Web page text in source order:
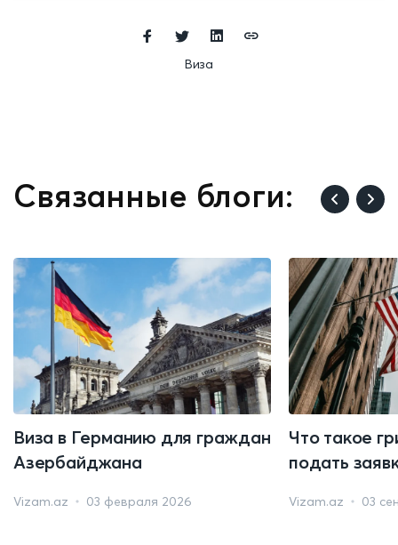
Виза
Связанные блоги:
Виза в Германию для граждан
Азербайджана
Vizam.az 03 февраля 2026
Что такое
подать
Vizam.az 03